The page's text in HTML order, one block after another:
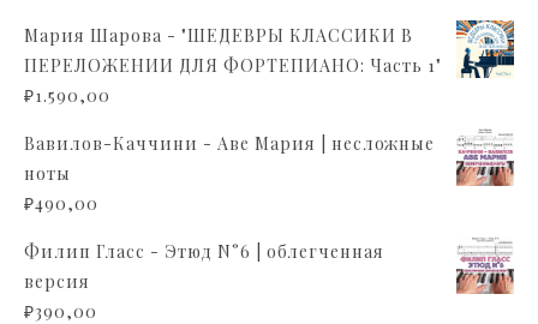
Мария Шарова - "ШЕДЕВРЫ КЛАССИКИ В
ПЕРЕЛОЖЕНИИ ДЛЯ ФОРТЕПИАНО: Часть 1"
₽1.590,00
Вавилов-Каччини - Аве Мария | несложные
ноты
₽490,00
Филип Гласс - Этюд N°6 | облегченная
версия
₽390,00